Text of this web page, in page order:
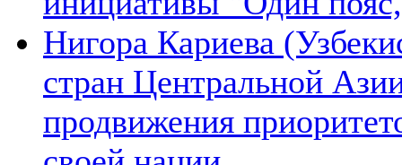
Нигора Кариева
стран Центральной
продвижения